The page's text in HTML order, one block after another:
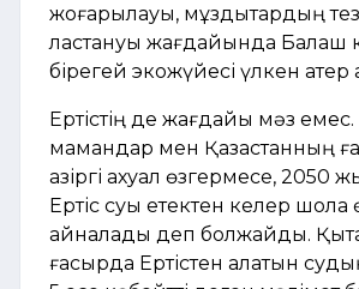
жоғарылауы, мұздықтардың
ластануы жағдайында Балқаш
бірегей экожүйесі үлкен
Ертістің де жағдайы мәз емес.
мамандар мен Қазақстанның
қазіргі ахуал өзгермесе, 2050
Ертіс суы етектен келер шолақ
айналады деп болжайды.
ғасырда Ертістен алатын